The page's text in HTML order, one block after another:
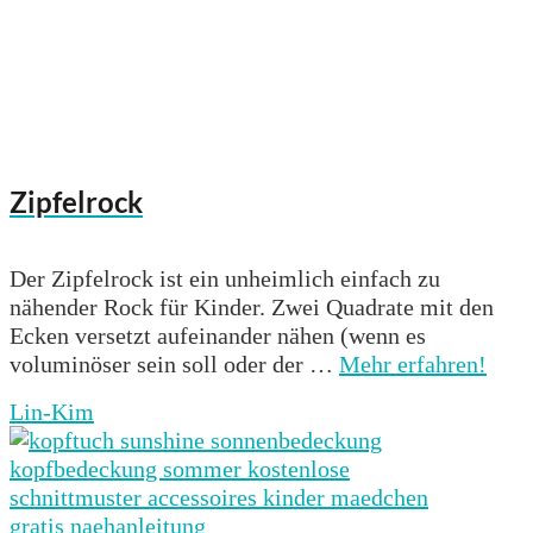
Zipfelrock
Der Zipfelrock ist ein unheimlich einfach zu
nähender Rock für Kinder. Zwei Quadrate mit den
Ecken versetzt aufeinander nähen (wenn es
voluminöser sein soll oder der … Mehr erfahren!
Lin-Kim